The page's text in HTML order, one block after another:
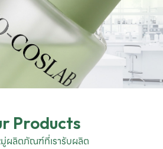
Products
ผลิตภัณฑ์ที่เรารับผลิต